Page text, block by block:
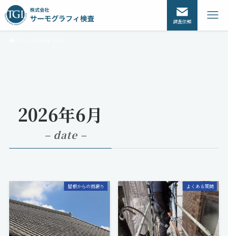
調査依頼
2026年6月
– date –
屋根からの雨漏り よくある質問